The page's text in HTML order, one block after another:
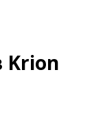
Krion